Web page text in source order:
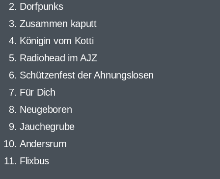
Dorfpunks
Zusammen kaputt
Königin vom Kotti
Radiohead im AJZ
Schützenfest der Ahnungslosen
Für Dich
Neugeboren
Jauchegrube
Andersrum
Flixbus